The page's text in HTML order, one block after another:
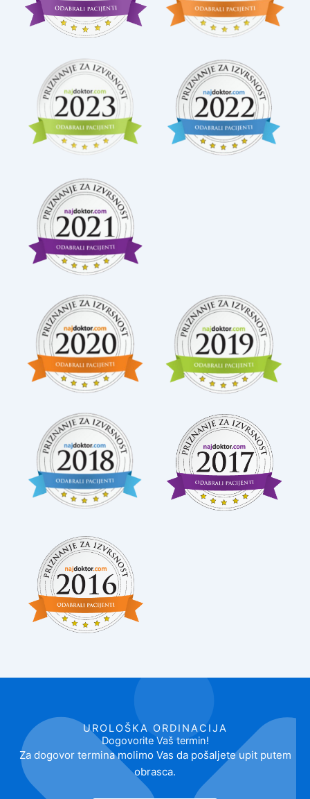
UROLOŠKA ORDINACIJA
Dogovorite Vaš termin!
Za dogovor termina molimo Vas da pošaljete upit putem
obrasca.